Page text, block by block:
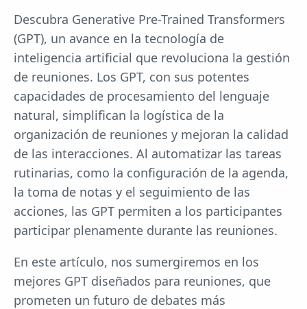
Descubra Generative Pre-Trained Transformers
(GPT), un avance en la tecnología de
inteligencia artificial que revoluciona la gestión
de reuniones. Los GPT, con sus potentes
capacidades de procesamiento del lenguaje
natural, simplifican la logística de la
organización de reuniones y mejoran la calidad
de las interacciones. Al automatizar las tareas
rutinarias, como la configuración de la agenda,
la toma de notas y el seguimiento de las
acciones, las GPT permiten a los participantes
participar plenamente durante las reuniones.
En este artículo, nos sumergiremos en los
mejores GPT diseñados para reuniones, que
prometen un futuro de debates más